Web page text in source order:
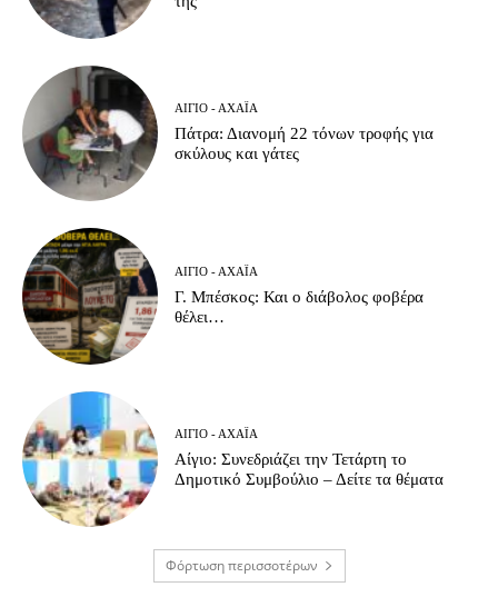
ΑΊΓΙΟ - ΑΧΑΪ́Α
Πάτρα: Διανομή 22 τόνων τροφής για
σκύλους και γάτες
ΑΊΓΙΟ - ΑΧΑΪ́Α
Γ. Μπέσκος: Και ο διάβολος φοβέρα
θέλει…
ΑΊΓΙΟ - ΑΧΑΪ́Α
Αίγιο: Συνεδριάζει την Τετάρτη το
Δημοτικό Συμβούλιο – Δείτε τα θέματα
Φόρτωση περισσοτέρων